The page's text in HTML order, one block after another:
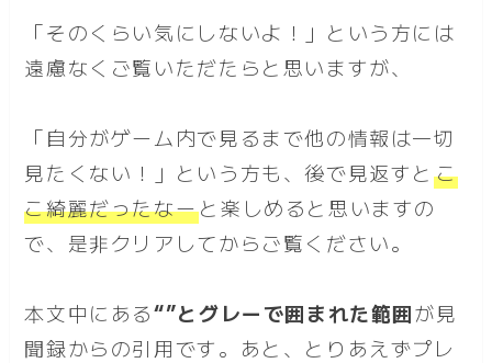
「そのくらい気にしないよ！」という方には
遠慮なくご覧いただたらと思いますが、
「自分がゲーム内で見るまで他の情報は一切
見たくない！」という方も、後で見返すとこ
こ綺麗だったなーと楽しめると思いますの
で、是非クリアしてからご覧ください。
本文中にある“”とグレーで囲まれた範囲が見
聞録からの引用です。あと、とりあえずプレ